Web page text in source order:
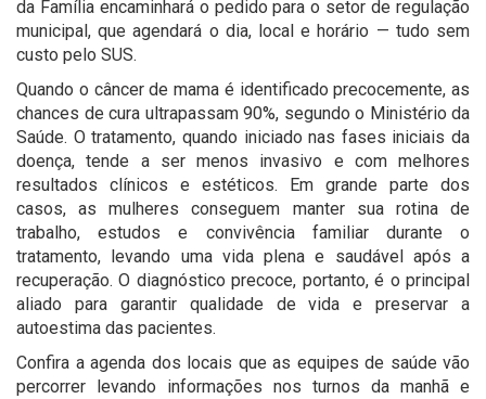
da Família encaminhará o pedido para o setor de regulação
municipal, que agendará o dia, local e horário — tudo sem
custo pelo SUS.
Quando o câncer de mama é identificado precocemente, as
chances de cura ultrapassam 90%, segundo o Ministério da
Saúde. O tratamento, quando iniciado nas fases iniciais da
doença, tende a ser menos invasivo e com melhores
resultados clínicos e estéticos. Em grande parte dos
casos, as mulheres conseguem manter sua rotina de
trabalho, estudos e convivência familiar durante o
tratamento, levando uma vida plena e saudável após a
recuperação. O diagnóstico precoce, portanto, é o principal
aliado para garantir qualidade de vida e preservar a
autoestima das pacientes.
Confira a agenda dos locais que as equipes de saúde vão
percorrer levando informações nos turnos da manhã e